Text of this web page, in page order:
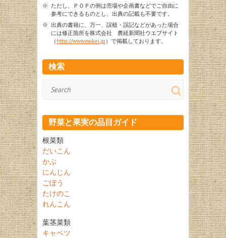
※ ただし、ＰＯＰの例は売場や企画書などでご自由に
参考にできるものとし、出典の記載も不要です。
※ 出典の書籍に、万一、誤植・誤記などがあった場合
には修正箇所を株式会社 農経新聞社ウエブサイト
（ http://www.nokei.jp ）で掲載しております。
検索
野菜と果実の品目ガイド
根菜類
だいこん
かぶ
にんじん
ごぼう
たけのこ
れんこん
葉茎菜類
キャベツ